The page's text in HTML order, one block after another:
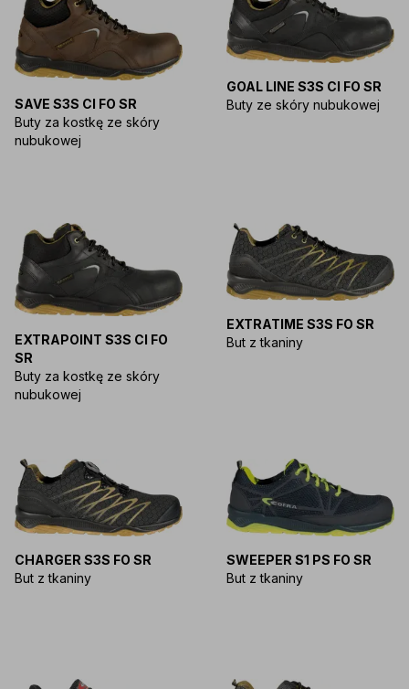
SAVE S3S CI FO SR
Buty za kostkę ze skóry
nubukowej
GOAL LINE S3S CI FO SR
Buty ze skóry nubukowej
EXTRAPOINT S3S CI FO
SR
Buty za kostkę ze skóry
nubukowej
EXTRATIME S3S FO SR
But z tkaniny
CHARGER S3S FO SR
But z tkaniny
SWEEPER S1 PS FO SR
But z tkaniny